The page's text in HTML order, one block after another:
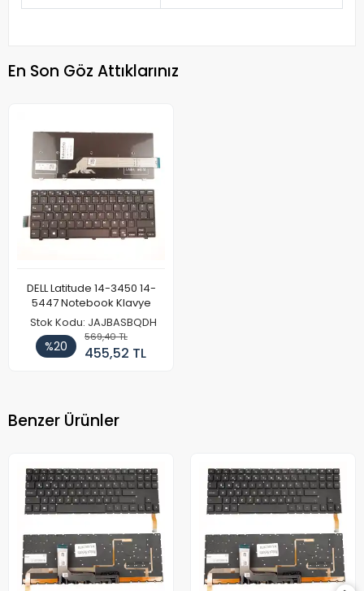
En Son Göz Attıklarınız
DELL Latitude 14-3450 14-
5447 Notebook Klavye
Stok Kodu: JAJBASBQDH
%20
569,40 TL
455,52 TL
Benzer Ürünler